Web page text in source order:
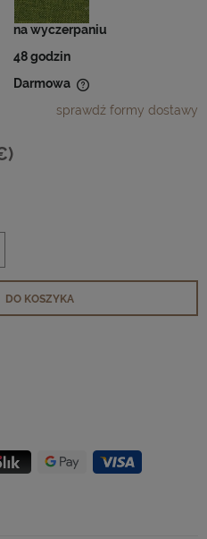
na wyczerpaniu
48 godzin
Darmowa
sprawdź formy dostawy
DO KOSZYKA